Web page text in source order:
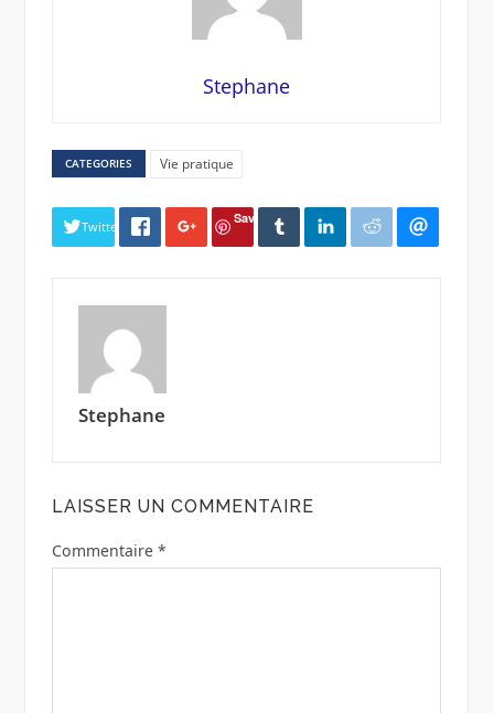
Stephane
CATEGORIES Vie pratique
Twitter
Save
Stephane
LAISSER UN COMMENTAIRE
Commentaire *